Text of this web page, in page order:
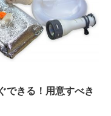
できる！用意すべき